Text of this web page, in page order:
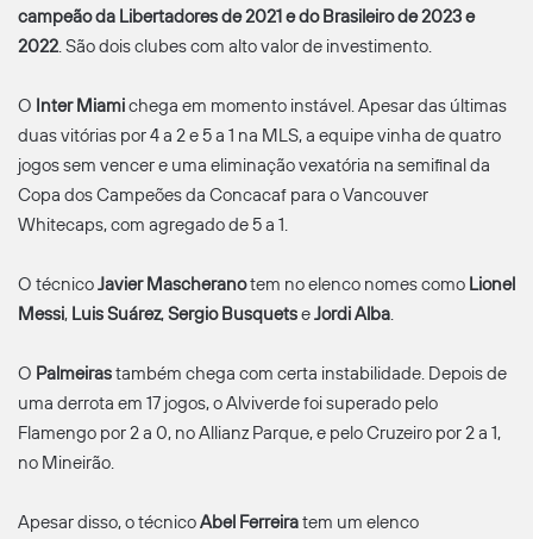
campeão da Libertadores de 2021 e do Brasileiro de 2023 e
2022. São dois clubes com alto valor de investimento.
O Inter Miamichega em momento instável. Apesar das últimas
duas vitórias por 4 a 2 e 5 a 1 na MLS, a equipe vinha de quatro
jogos sem vencer e uma eliminação vexatória na semifinal da
Copa dos Campeões da Concacaf para o Vancouver
Whitecaps, com agregado de 5 a 1.
O técnicoJavier Mascheranotem no elenco nomes como Lionel
Messi, Luis Suárez,Sergio BusquetseJordi Alba.
O Palmeirastambém chega com certa instabilidade. Depois de
uma derrota em 17 jogos, o Alviverde foi superado pelo
Flamengo por 2 a 0, no Allianz Parque, e pelo Cruzeiro por 2 a 1,
no Mineirão.
Apesar disso, o técnicoAbel Ferreiratem um elenco